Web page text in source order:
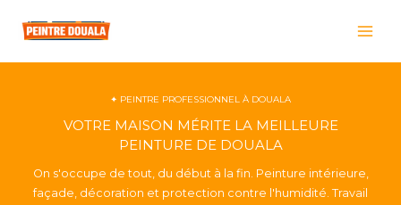
✦ PEINTRE PROFESSIONNEL À DOUALA
VOTRE MAISON MÉRITE LA MEILLEURE
PEINTURE DE DOUALA
On s'occupe de tout, du début à la fin. Peinture intérieure,
façade, décoration et protection contre l'humidité. Travail